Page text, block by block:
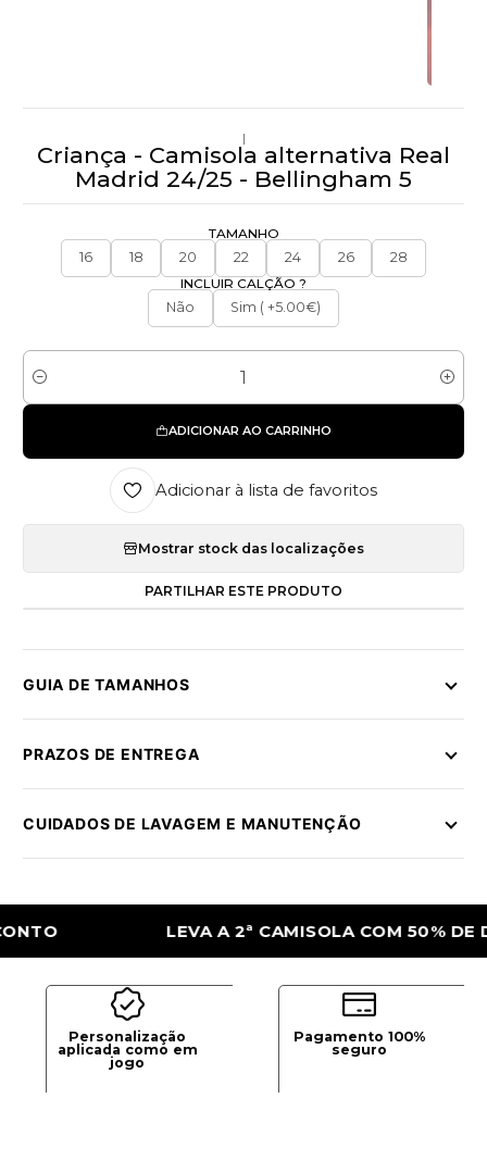
|
Criança - Camisola alternativa Real
Madrid 24/25 - Bellingham 5
TAMANHO
16
18 20 22 24 26
28
INCLUIR CALÇÃO ?
Não
Sim ( +5.00€)
Quantidade
ADICIONAR AO CARRINHO
Adicionar à lista de favoritos
Mostrar stock das localizações
PARTILHAR ESTE PRODUTO
GUIA DE TAMANHOS
PRAZOS DE ENTREGA
CUIDADOS DE LAVAGEM E MANUTENÇÃO
LEVA A 2ª CAMISOLA COM 50% DE
Personalização
aplicada como em
jogo
Pagamento 100%
seguro